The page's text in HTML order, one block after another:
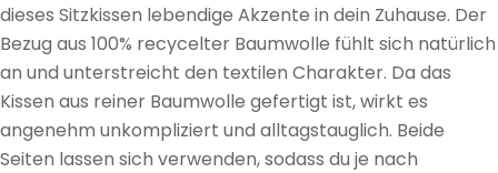
dieses Sitzkissen lebendige Akzente in dein Zuhause. Der
Bezug aus 100% recycelter Baumwolle fühlt sich natürlich
an und unterstreicht den textilen Charakter. Da das
Kissen aus reiner Baumwolle gefertigt ist, wirkt es
angenehm unkompliziert und alltagstauglich. Beide
Seiten lassen sich verwenden, sodass du je nach